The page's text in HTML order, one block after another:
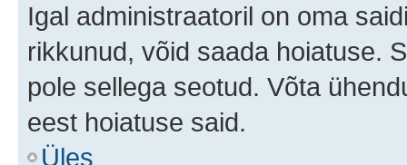
Igal administraatoril on oma
rikkunud, võid saada hoiatuse.
pole sellega seotud. Võta
eest hoiatuse said.
Üles